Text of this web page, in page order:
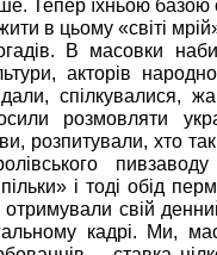
Тепер їхньою базою
в цьому «світі
В масовки
акторів
спілкувалися,
розмовляти
розпитували, хто
і тоді обід
отримували свій
кадрі. Ми,